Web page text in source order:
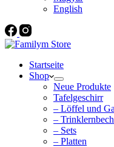
English
Startseite
Shop
Neue Produkte
Tafelgeschirr
– Löffel und
–
– Sets
– Platten